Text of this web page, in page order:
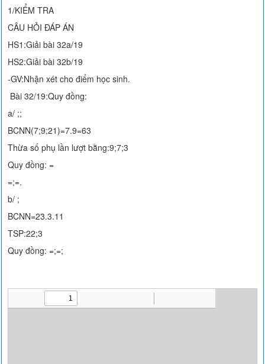
1/KIỂM TRA
CÂU HỎI ĐÁP ÁN
HS1:Giải bài 32a/19
HS2:Giải bài 32b/19
-GV:Nhận xét cho điểm học sinh.
Bài 32/19:Quy đồng:
a/ ;;
BCNN(7;9;21)=7.9=63
Thừa số phụ lần lượt bằng:9;7;3
Quy đồng: =
=;=.
b/ ;
BCNN=23.3.11
TSP:22;3
Quy đồng: =;=;